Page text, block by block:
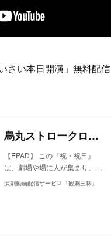
さい本日開演」無料配信
烏丸ストロークロックと祭「祝・祝日」
【EPAD】 この『祝・祝日』
は、劇場や場に人が集まり、…
演劇動画配信サービス「観劇三昧」